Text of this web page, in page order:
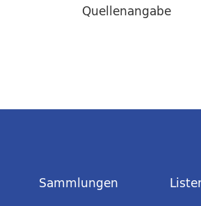
Quellenangabe
Sammlungen